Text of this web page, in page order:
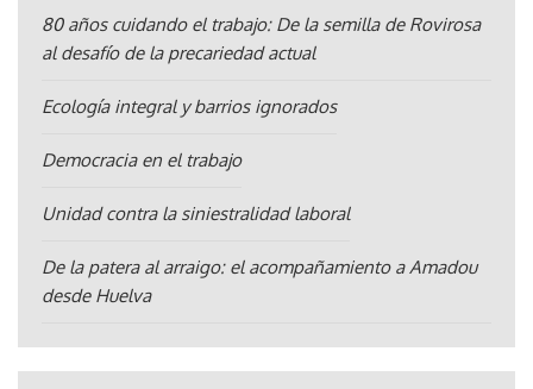
80 años cuidando el trabajo: De la semilla de Rovirosa
al desafío de la precariedad actual
Ecología integral y barrios ignorados
Democracia en el trabajo
Unidad contra la siniestralidad laboral
De la patera al arraigo: el acompañamiento a Amadou
desde Huelva